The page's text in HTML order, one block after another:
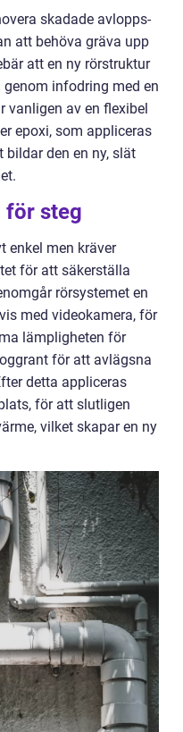
skadade avlopps-
att behöva gräva upp
att en ny rörstruktur
infodring med en
vanligen av en flexibel
epoxi, som appliceras
bildar den en ny, slät
för steg
enkel men kräver
för att säkerställa
rörsystemet en
med videokamera, för
lämpligheten för
för att avlägsna
detta appliceras
för att slutligen
vilket skapar en ny